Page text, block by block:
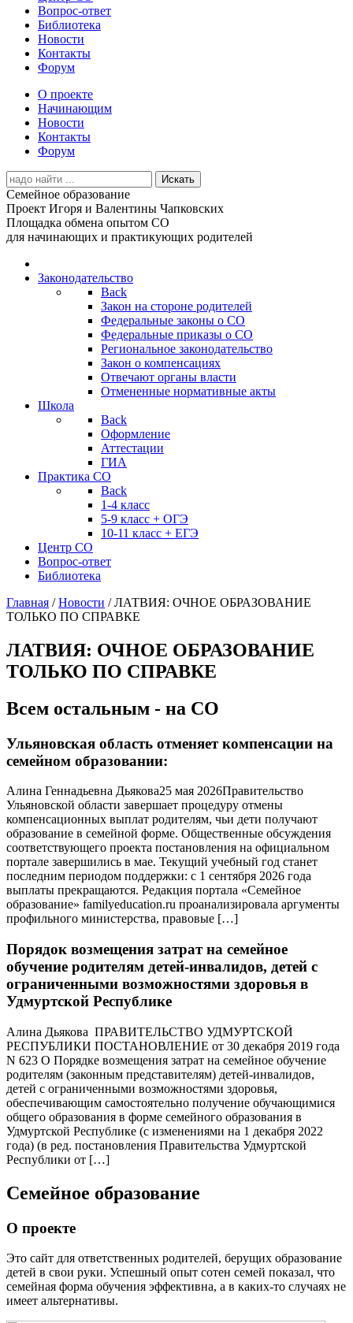
Вопрос-ответ
Библиотека
Новости
Контакты
Форум
О проекте
Начинающим
Новости
Контакты
Форум
Search
for:
Семейное образование
Проект Игоря и Валентины Чапковских
Площадка обмена опытом СО
для начинающих и практикующих родителей
Законодательство
Back
Закон на стороне родителей
Федеральные законы о СО
Федеральные приказы о СО
Региональное законодательство
Закон о компенсациях
Отвечают органы власти
Отмененные нормативные акты
Школа
Back
Оформление
Аттестации
ГИА
Практика СО
Back
1-4 класс
5-9 класс + ОГЭ
10-11 класс + ЕГЭ
Центр СО
Вопрос-ответ
Библиотека
Главная /Новости /ЛАТВИЯ: ОЧНОЕ ОБРАЗОВАНИЕ
ТОЛЬКО ПО СПРАВКЕ
ЛАТВИЯ: ОЧНОЕ ОБРАЗОВАНИЕ
ТОЛЬКО ПО СПРАВКЕ
Всем остальным - на СО
Ульяновская область отменяет компенсации на
семейном образовании:
Алина Геннадьевна Дьякова25 мая 2026Правительство
Ульяновской области завершает процедуру отмены
компенсационных выплат родителям, чьи дети получают
образование в семейной форме. Общественные обсуждения
соответствующего проекта постановления на официальном
портале завершились в мае. Текущий учебный год станет
последним периодом поддержки: с 1 сентября 2026 года
выплаты прекращаются. Редакция портала «Семейное
образование» familyeducation.ru проанализировала аргументы
профильного министерства, правовые […]
Порядок возмещения затрат на семейное
обучение родителям детей-инвалидов, детей с
ограниченными возможностями здоровья в
Удмуртской Республике
Алина Дьякова ПРАВИТЕЛЬСТВО УДМУРТСКОЙ
РЕСПУБЛИКИ ПОСТАНОВЛЕНИЕ от 30 декабря 2019 года
N 623 О Порядке возмещения затрат на семейное обучение
родителям (законным представителям) детей-инвалидов,
детей с ограниченными возможностями здоровья,
обеспечивающим самостоятельно получение обучающимися
общего образования в форме семейного образования в
Удмуртской Республике (с изменениями на 1 декабря 2022
года) (в ред. постановления Правительства Удмуртской
Республики от […]
Семейное образование
О проекте
Это сайт для ответственных родителей, берущих образование
детей в свои руки. Успешный опыт сотен семей показал, что
семейная форма обучения эффективна, а в каких-то случаях не
имеет альтернативы.